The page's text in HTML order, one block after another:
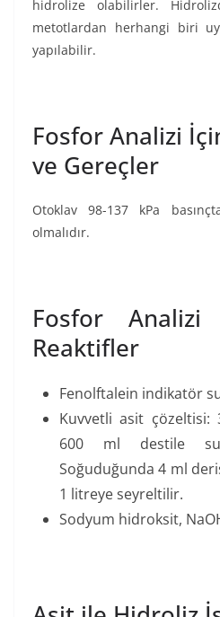
hidrolize olabilirler.
metotlardan herhangi biri
yapılabilir.
Fosfor Analizi
ve Gereçler
Otoklav 98-137 kPa
olmalıdır.
Fosfor
Reaktifler
Fenolftalein indikatör
Kuvvetli asit
600 ml destile
Soğuduğunda 4 ml
1 litreye seyreltilir.
Sodyum hidroksit,